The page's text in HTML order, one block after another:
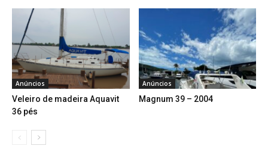
Anúncios
Veleiro de madeira Aquavit
36 pés
Anúncios
Magnum 39 – 2004